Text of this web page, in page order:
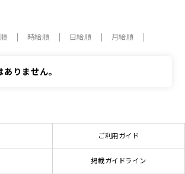
時給順 日給順 月給順
りません。
ご利用ガイド
掲載ガイドライン